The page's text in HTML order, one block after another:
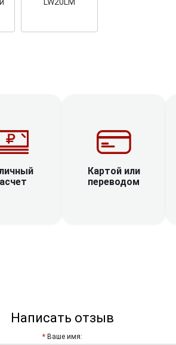
Картой или
переводом
Написать отзыв
Ваше имя: